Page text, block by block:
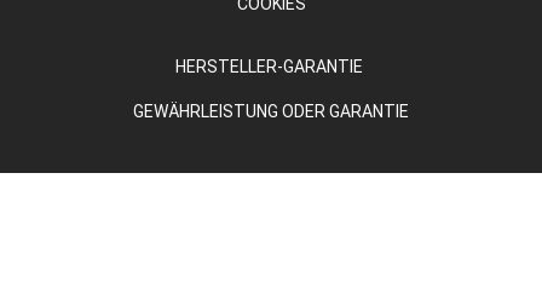
HERSTELLER-GARANTIE
GEWÄHRLEISTUNG ODER GARANTIE